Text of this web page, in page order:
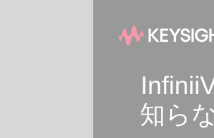
知ら